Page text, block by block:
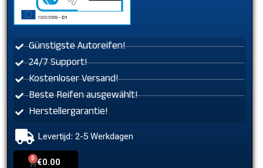
Günstigste Autoreifen!
24/7 Support!
Kostenloser Versand!
Beste Reifen ausgewählt!
Herstellergarantie!
Levertijd: 2-5 Werkdagen
€0.00
0
Cart